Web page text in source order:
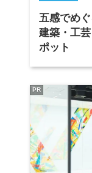
五感でめ
建築・工
ポット
PR